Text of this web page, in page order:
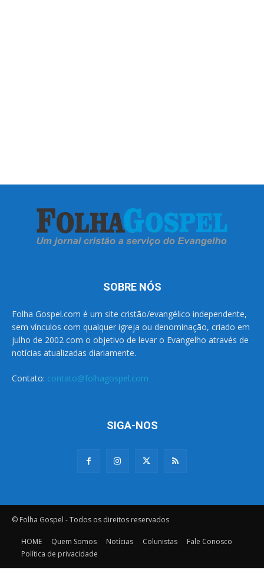
SOBRE NÓS
Folha Gospel.com é um site cristão/evangélico independente,
sem vínculos com qualquer igreja ou denominação, criado em
julho de 2002 com o objetivo de levar o Evangelho através de
notícias atualizadas diariamente.
Contato: contato@folhagospel.com
SIGA-NOS
© Folha Gospel - Todos os direitos reservados
HOME Quem Somos Notícias Colunistas
Fale Conosco
Política de privacidade